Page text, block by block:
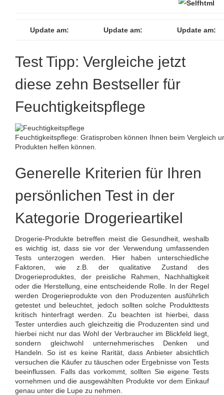
Update am: Update am: Update am:
Test Tipp: Vergleiche jetzt
diese zehn Bestseller für
Feuchtigkeitspflege
Feuchtigkeitspflege: Gratisproben können Ihnen beim Vergleich
Produkten helfen können.
Generelle Kriterien für Ihren
persönlichen Test in der
Kategorie Drogerieartikel
Drogerie-Produkte betreffen meist die Gesundheit, weshalb
es wichtig ist, dass sie vor der Verwendung umfassenden
Tests unterzogen werden. Hier haben unterschiedliche
Faktoren, wie z.B. der qualitative Zustand des
Drogerieproduktes, der preisliche Rahmen, Nachhaltigkeit
oder die Herstellung, eine entscheidende Rolle. In der Regel
werden Drogerieprodukte von den Produzenten ausführlich
getestet und beleuchtet, jedoch sollten solche Produkttests
kritisch hinterfragt werden. Zu beachten ist hierbei, dass
Tester unterdies auch gleichzeitig die Produzenten sind und
hierbei nicht nur das Wohl der Verbraucher im Blickfeld liegt,
sondern gleichwohl unternehmerisches Denken und
Handeln. So ist es keine Rarität, dass Anbieter absichtlich
versuchen die Käufer zu täuschen oder Ergebnisse von Tests
beeinflussen. Falls das vorkommt, sollten Sie eigene Tests
vornehmen und die ausgewählten Produkte vor dem Einkauf
genau unter die Lupe zu nehmen.